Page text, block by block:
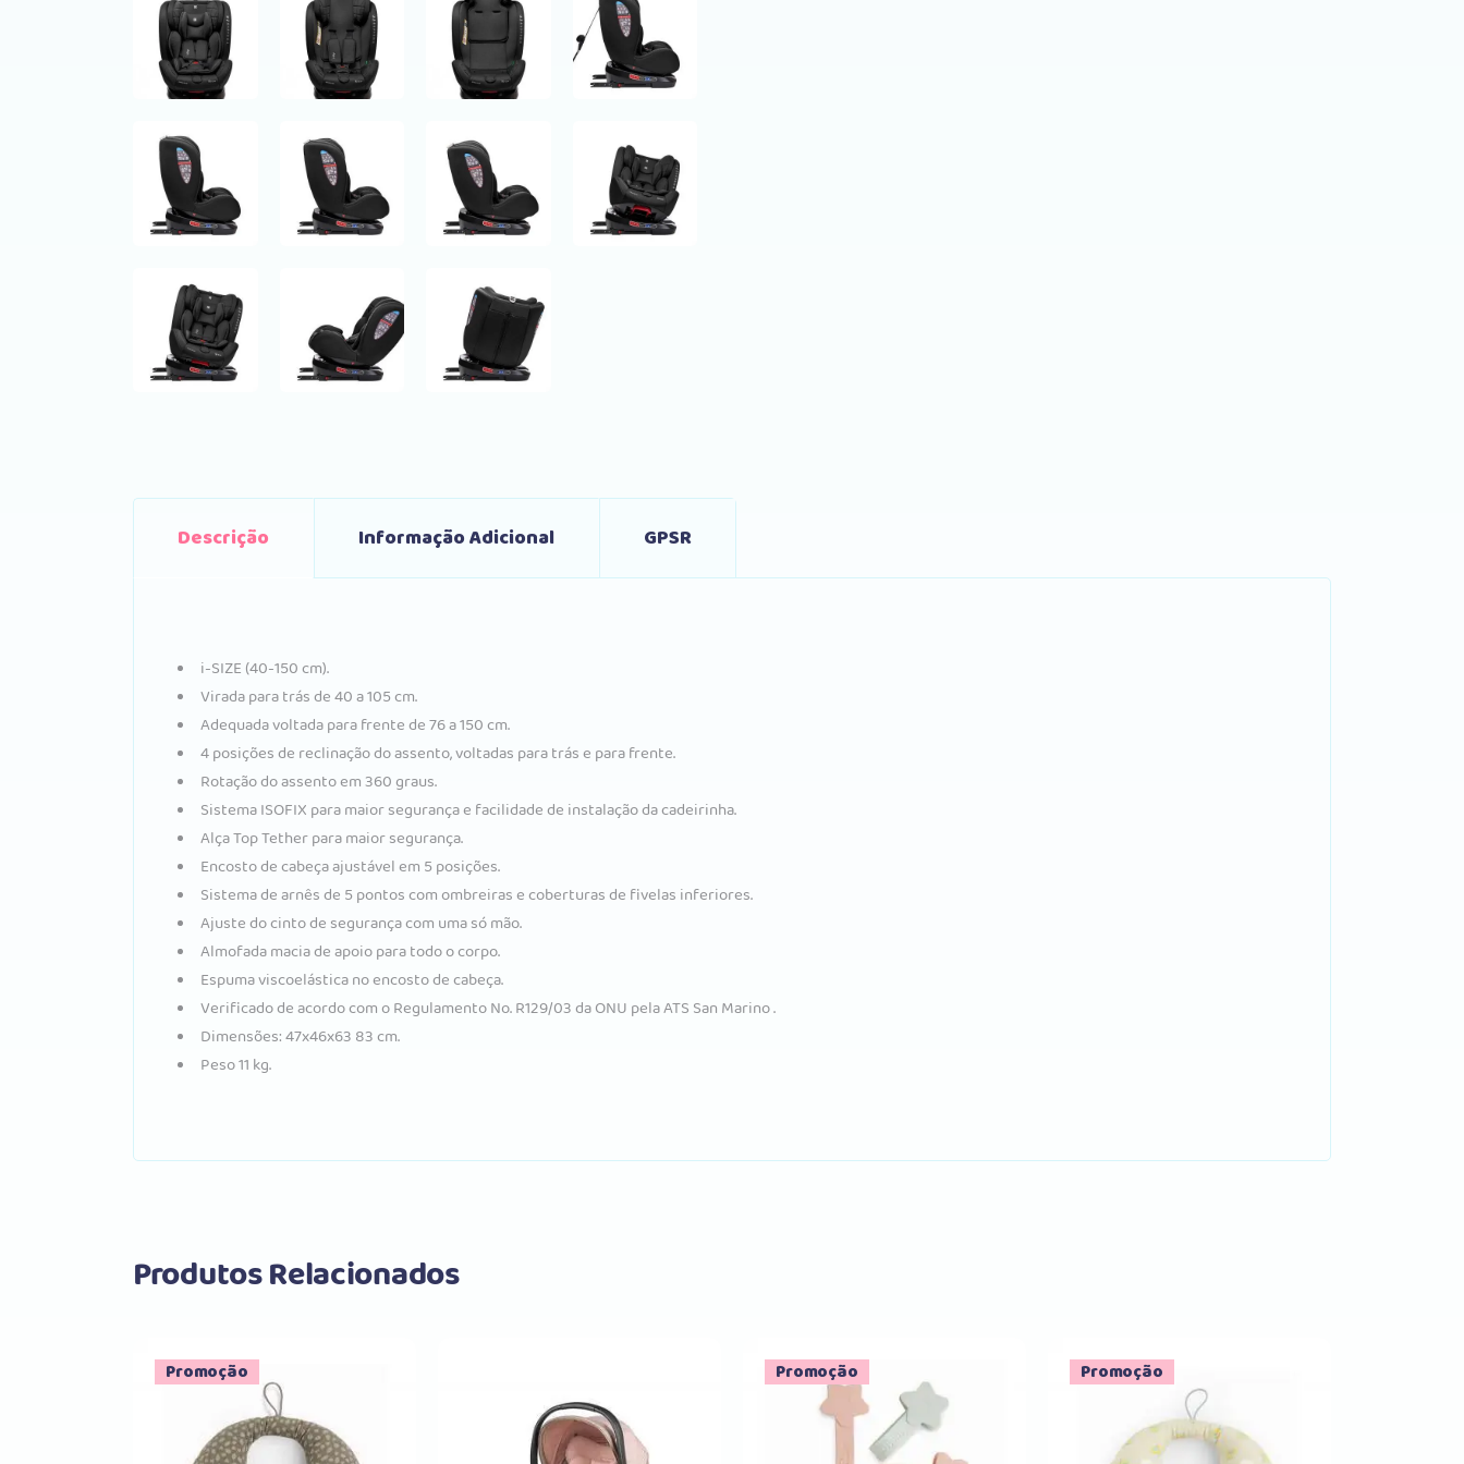
Descrição Informação Adicional GPSR
i-SIZE (40-150 cm).
Virada para trás de 40 a 105 cm.
Adequada voltada para frente de 76 a 150 cm.
4 posições de reclinação do assento, voltadas para trás e para frente.
Rotação do assento em 360 graus.
Sistema ISOFIX para maior segurança e facilidade de instalação da cadeirinha.
Alça Top Tether para maior segurança.
Encosto de cabeça ajustável em 5 posições.
Sistema de arnês de 5 pontos com ombreiras e coberturas de fivelas inferiores.
Ajuste do cinto de segurança com uma só mão.
Almofada macia de apoio para todo o corpo.
Espuma viscoelástica no encosto de cabeça.
Verificado de acordo com o Regulamento No. R129/03 da ONU pela ATS San Marino .
Dimensões: 47x46x63 83 cm.
Peso 11 kg.
Produtos Relacionados
Promoção Promoção Promoção